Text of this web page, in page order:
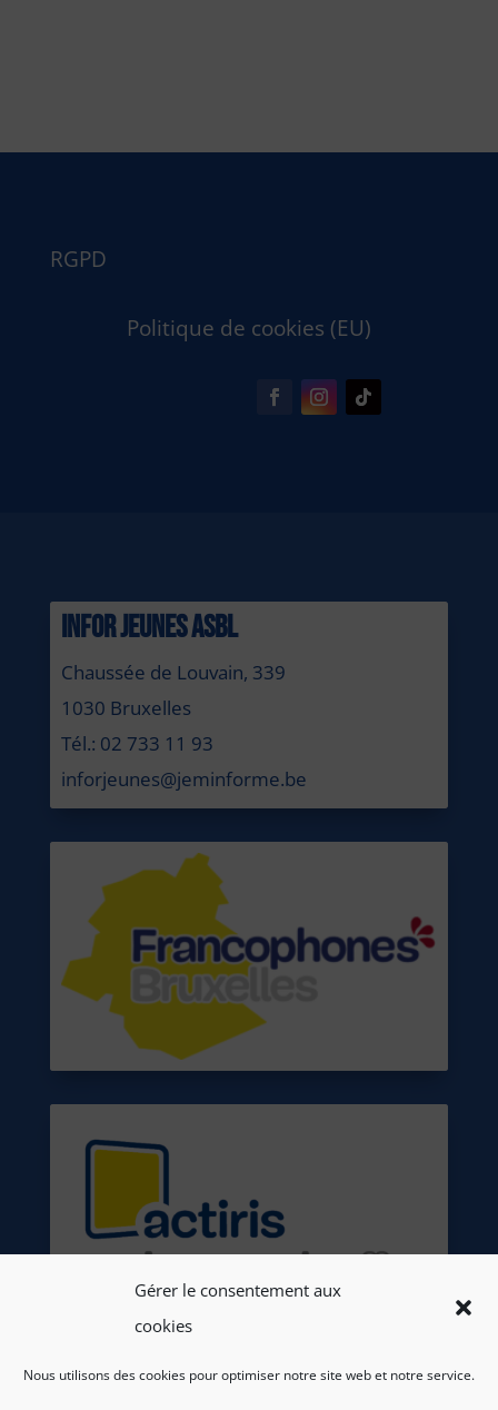
Gérer le consentement aux
cookies
Nous utilisons des cookies pour optimiser notre site web et notre service.
RGPD
Politique de cookies (EU)
INFOR JEUNES ASBL
Chaussée de Louvain, 339
1030 Bruxelles
Tél.: 02 733 11 93
inforjeunes@jeminforme.be